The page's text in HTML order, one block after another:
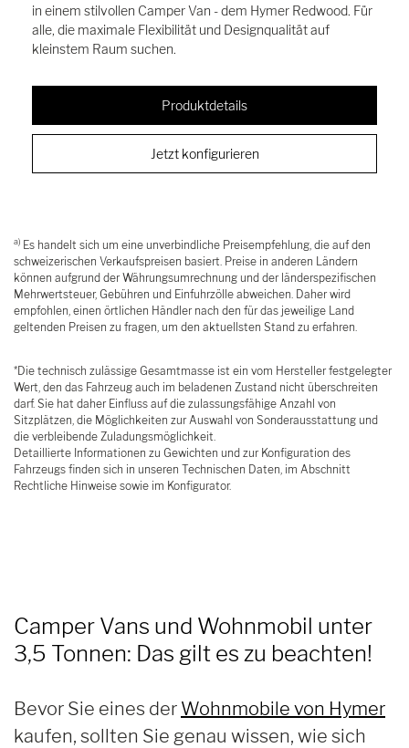
in einem stilvollen Camper Van - dem Hymer Redwood. Für
alle, die maximale Flexibilität und Designqualität auf
kleinstem Raum suchen.
Produktdetails
Jetzt konfigurieren
a) Es handelt sich um eine unverbindliche Preisempfehlung, die auf den
schweizerischen Verkaufspreisen basiert. Preise in anderen Ländern
können aufgrund der Währungsumrechnung und der länderspezifischen
Mehrwertsteuer, Gebühren und Einfuhrzölle abweichen. Daher wird
empfohlen, einen örtlichen Händler nach den für das jeweilige Land
geltenden Preisen zu fragen, um den aktuellsten Stand zu erfahren.
*Die technisch zulässige Gesamtmasse ist ein vom Hersteller festgelegter
Wert, den das Fahrzeug auch im beladenen Zustand nicht überschreiten
darf. Sie hat daher Einfluss auf die zulassungsfähige Anzahl von
Sitzplätzen, die Möglichkeiten zur Auswahl von Sonderausstattung und
die verbleibende Zuladungsmöglichkeit.
Detaillierte Informationen zu Gewichten und zur Konfiguration des
Fahrzeugs finden sich in unseren Technischen Daten, im Abschnitt
Rechtliche Hinweise sowie im Konfigurator.
Camper Vans und Wohnmobil unter
3,5 Tonnen: Das gilt es zu beachten!
Bevor Sie eines der Wohnmobile von Hymer
kaufen, sollten Sie genau wissen, wie sich